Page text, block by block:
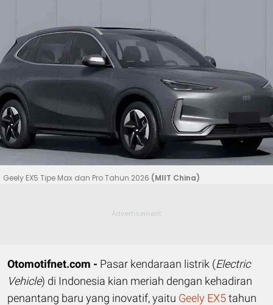
Geely EX5 Tipe Max dan Pro Tahun 2026 (MIIT China)
Otomotifnet.com - Pasar kendaraan listrik (Electric
Vehicle) di Indonesia kian meriah dengan kehadiran
penantang baru yang inovatif, yaitu Geely EX5tahun